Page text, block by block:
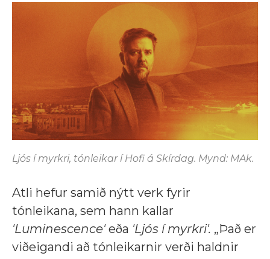
Ljós í myrkri, tónleikar í Hofi á Skírdag. Mynd: MAk.
Atli hefur samið nýtt verk fyrir
tónleikana, sem hann kallar
'Luminescence'eða 'Ljós í myrkri'. „Það er
viðeigandi að tónleikarnir verði haldnir